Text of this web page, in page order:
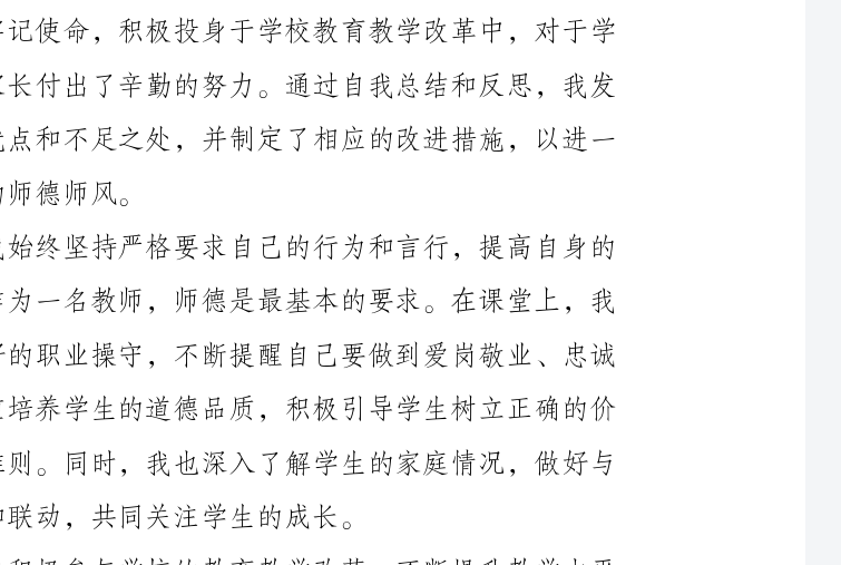
同事们的交流合作，提高了自身的教学能力。我注重教育创新，
不断探索新的教学方式和方法，提高学生的学习效果。在教学
现了自己的优点和不足之处，并制定了相应的改进措施，以进一
师德修养。作为一名教师，师德是最基本的要求。在课堂上，我
担责。我注重培养学生的道德品质，积极引导学生树立正确的价
值观和行为准则。同时，我也深入了解学生的家庭情况，做好与
其次，我积极参与学校的教育教学改革，不断提升教学水平
和教育质量。通过参与教研活动、学科竞赛等方式，我加强了和